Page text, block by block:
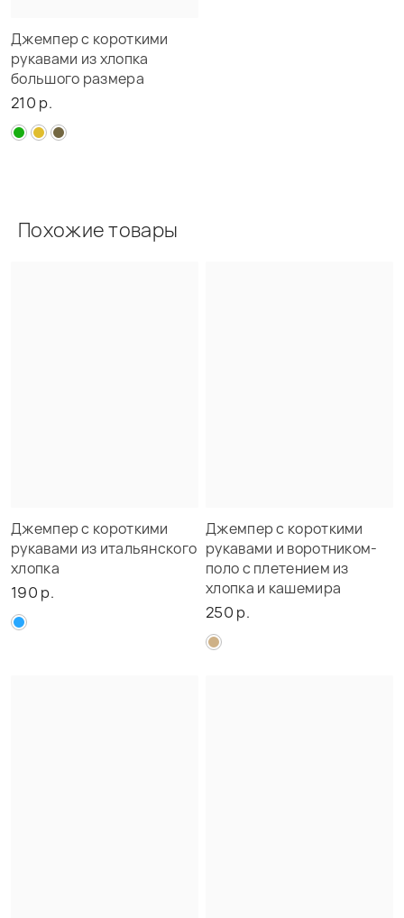
Джемпер с короткими
рукавами из хлопка
большого размера
210 р.
Похожие товары
Джемпер с короткими
рукавами из итальянского
хлопка
190 р.
Джемпер с короткими
рукавами и воротником-
поло с плетением из
хлопка и кашемира
250 р.